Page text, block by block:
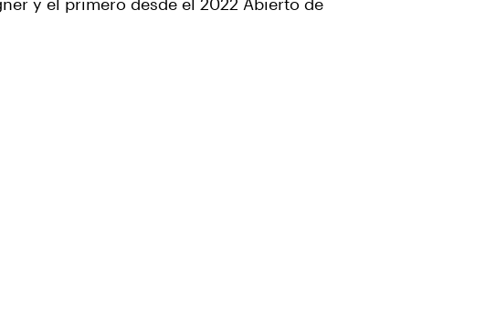
y el primero desde el 2022 Abierto de